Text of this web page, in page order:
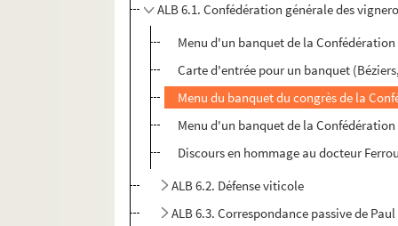
ALB 6.1. Confédération générale des
Menu d'un banquet de la
Carte d'entrée pour un banquet
Menu du banquet du congrès de la
Menu d'un banquet de la
Discours en hommage au docteur
ALB 6.2. Défense viticole
ALB 6.3. Correspondance passive de